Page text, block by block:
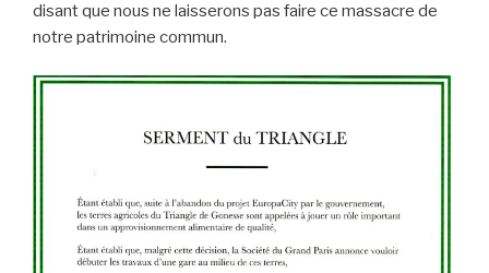
disant que nous ne laisserons pas faire ce massacre de
notre patrimoine commun.